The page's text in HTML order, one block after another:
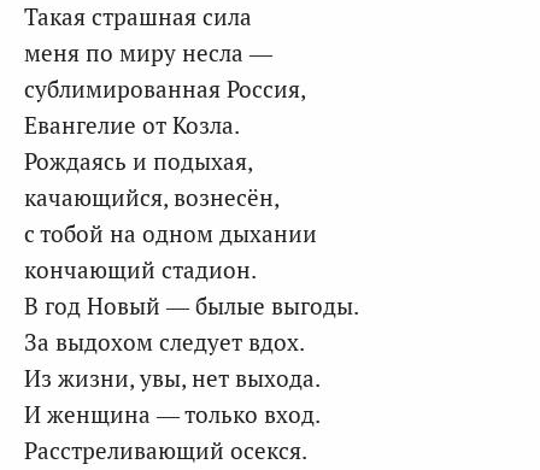
Такая страшная сила
меня по миру несла —
сублимированная Россия,
Евангелие от Козла.
Рождаясь и подыхая,
качающийся, вознесён,
с тобой на одном дыхании
кончающий стадион.
В год Новый — былые выгоды.
За выдохом следует вдох.
Из жизни, увы, нет выхода.
И женщина — только вход.
Расстреливающий осекся.